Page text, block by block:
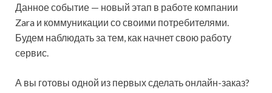
Данное событие — новый этап в работе компании
Zara и коммуникации со своими потребителями.
Будем наблюдать за тем, как начнет свою работу
сервис.
А вы готовы одной из первых сделать онлайн-заказ?